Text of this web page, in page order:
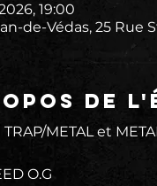
19:00
de-Védas, 25 Rue
de
TRAP/METAL et
O.G